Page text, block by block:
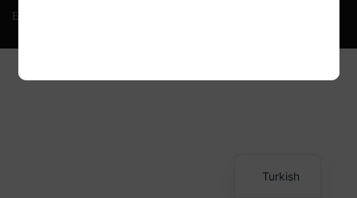
Education WordPress Theme by ThimPress
Turkish